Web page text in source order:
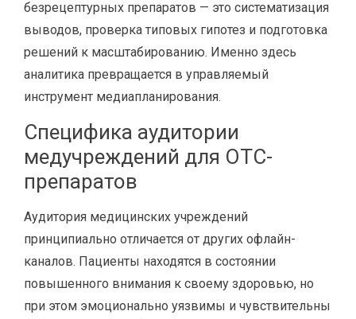
безрецептурных препаратов — это систематизация
выводов, проверка типовых гипотез и подготовка
решений к масштабированию. Именно здесь
аналитика превращается в управляемый
инструмент медиапланирования.
Специфика аудитории
медучреждений для OTC-
препаратов
Аудитория медицинских учреждений
принципиально отличается от других офлайн-
каналов. Пациенты находятся в состоянии
повышенного внимания к своему здоровью, но
при этом эмоционально уязвимы и чувствительны